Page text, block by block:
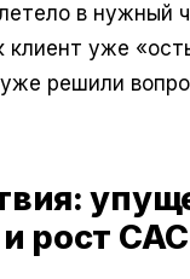
в нужный
клиент уже
решили
рост CAC